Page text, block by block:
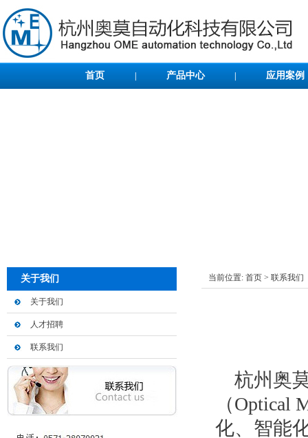
首页 产品中心 应用案例
关于我们
关于我们
人才招聘
联系我们
当前位置: 首页 > 联系我们
杭州奥
（Optical
化、智能